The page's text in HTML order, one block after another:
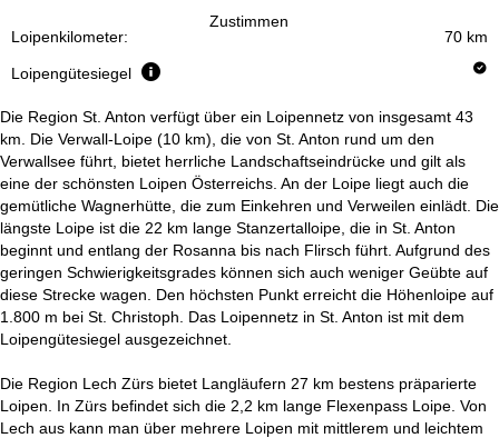
Zustimmen
t
e
i
t
e
70 km
Loipenkilometer:
Loipengütesiegel
Die Region St. Anton verfügt über ein Loipennetz von insgesamt 43
km. Die Verwall-Loipe (10 km), die von St. Anton rund um den
Verwallsee führt, bietet herrliche Landschaftseindrücke und gilt als
eine der schönsten Loipen Österreichs. An der Loipe liegt auch die
gemütliche Wagnerhütte, die zum Einkehren und Verweilen einlädt. Die
längste Loipe ist die 22 km lange Stanzertalloipe, die in St. Anton
beginnt und entlang der Rosanna bis nach Flirsch führt. Aufgrund des
geringen Schwierigkeitsgrades können sich auch weniger Geübte auf
diese Strecke wagen. Den höchsten Punkt erreicht die Höhenloipe auf
1.800 m bei St. Christoph. Das Loipennetz in St. Anton ist mit dem
Loipengütesiegel ausgezeichnet.
Die Region Lech Zürs bietet Langläufern 27 km bestens präparierte
Loipen. In Zürs befindet sich die 2,2 km lange Flexenpass Loipe. Von
Lech aus kann man über mehrere Loipen mit mittlerem und leichtem